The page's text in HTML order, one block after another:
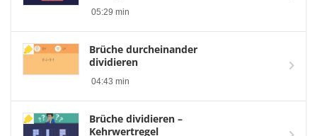
05:29 min
Brüche durcheinander
dividieren
04:43 min
Brüche dividieren –
Kehrwertregel